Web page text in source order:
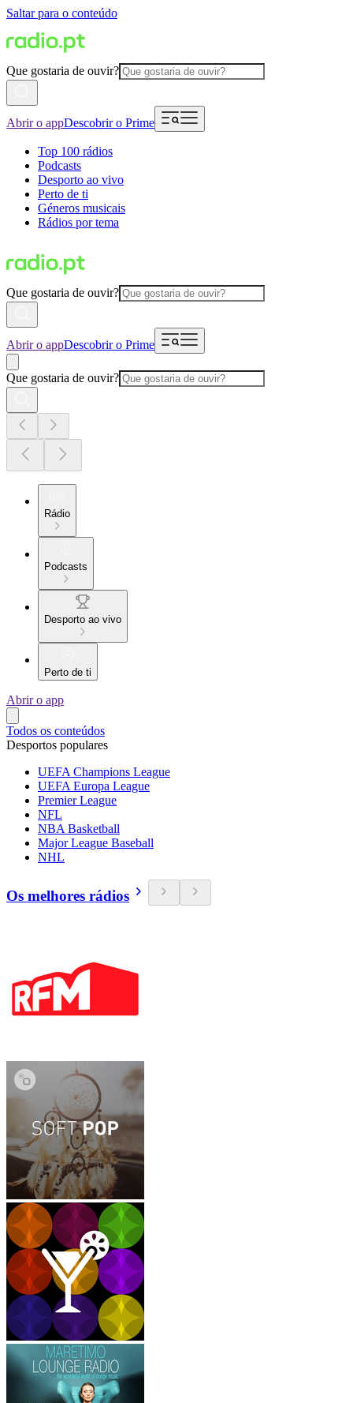
Saltar para o conteúdo
Que gostaria de ouvir?
Abrir o appDescobrir o Prime
Top 100 rádios
Podcasts
Desporto ao vivo
Perto de ti
Géneros musicais
Rádios por tema
Que gostaria de ouvir?
Abrir o appDescobrir o Prime
Que gostaria de ouvir?
Rádio
Podcasts
Desporto ao vivo
Perto de ti
Abrir o app
Todos os conteúdos
Desportos populares
UEFA Champions League
UEFA Europa League
Premier League
NFL
NBA Basketball
Major League Baseball
NHL
Os melhores rádios